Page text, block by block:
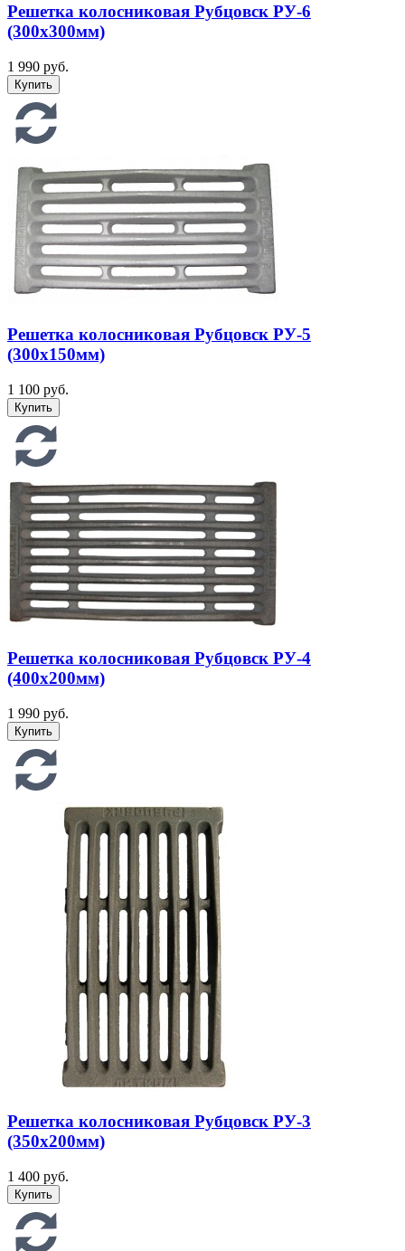
Решетка колосниковая Рубцовск РУ-6
(300х300мм)
1 990 руб.
Решетка колосниковая Рубцовск РУ-5
(300х150мм)
1 100 руб.
Решетка колосниковая Рубцовск РУ-4
(400х200мм)
1 990 руб.
Решетка колосниковая Рубцовск РУ-3
(350х200мм)
1 400 руб.